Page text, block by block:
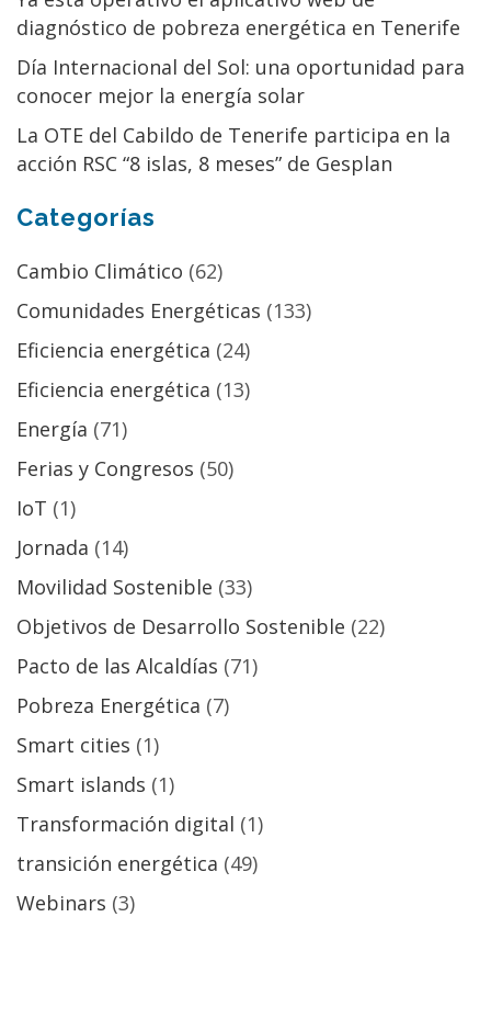
diagnóstico de pobreza energética en Tenerife
Día Internacional del Sol: una oportunidad para
conocer mejor la energía solar
La OTE del Cabildo de Tenerife participa en la
acción RSC “8 islas, 8 meses” de Gesplan
Categorías
Cambio Climático (62)
Comunidades Energéticas (133)
Eficiencia energética (24)
Eficiencia energética (13)
Energía (71)
Ferias y Congresos (50)
IoT (1)
Jornada (14)
Movilidad Sostenible (33)
Objetivos de Desarrollo Sostenible (22)
Pacto de las Alcaldías (71)
Pobreza Energética (7)
Smart cities (1)
Smart islands (1)
Transformación digital (1)
transición energética (49)
Webinars (3)